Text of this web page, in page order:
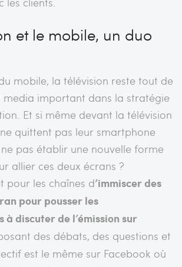
et le mobile, un duo
mobile, la télévision reste tout de
media important dans la stratégie
Et si même devant la télévision
quittent pas leur smartphone
pas établir une nouvelle forme
allier ces deux écrans ?
pour les chaînes d’immiscer des
pour pousser les
discuter de l’émission sur
des débats, des questions et
est le même sur Facebook où